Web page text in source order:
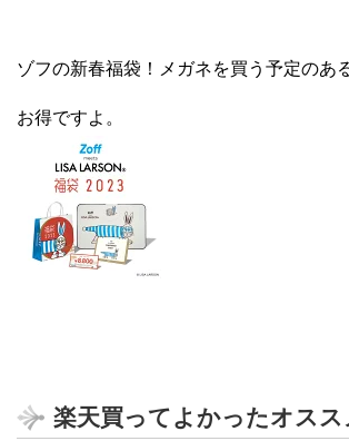
ゾフの新春福袋！メガネを買う予定のあ
お得ですよ。
楽天買ってよかったオス